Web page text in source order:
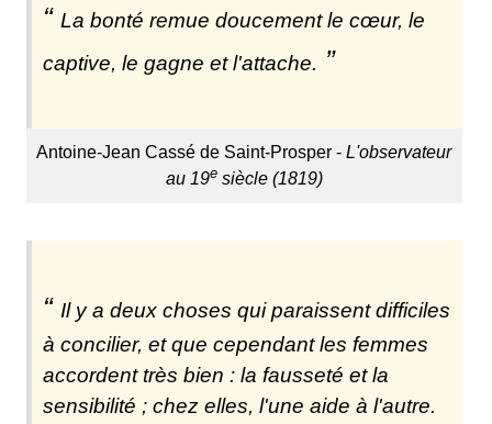
La bonté remue doucement le cœur, le
captive, le gagne et l'attache.
Antoine-Jean Cassé de Saint-Prosper -L'observateur
au 19esiècle (1819)
Il y a deux choses qui paraissent difficiles
à concilier, et que cependant les femmes
accordent très bien : la fausseté et la
sensibilité ; chez elles, l'une aide à l'autre.